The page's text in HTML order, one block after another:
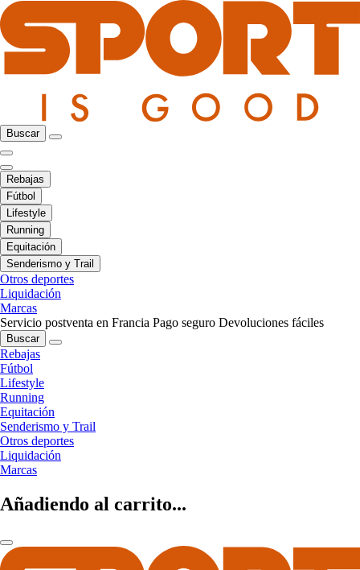
Buscar
Rebajas
Fútbol
Lifestyle
Running
Equitación
Senderismo y Trail
Otros deportes
Liquidación
Marcas
Servicio postventa en Francia Pago seguro Devoluciones fáciles
Buscar
Rebajas
Fútbol
Lifestyle
Running
Equitación
Senderismo y Trail
Otros deportes
Liquidación
Marcas
Añadiendo al carrito...